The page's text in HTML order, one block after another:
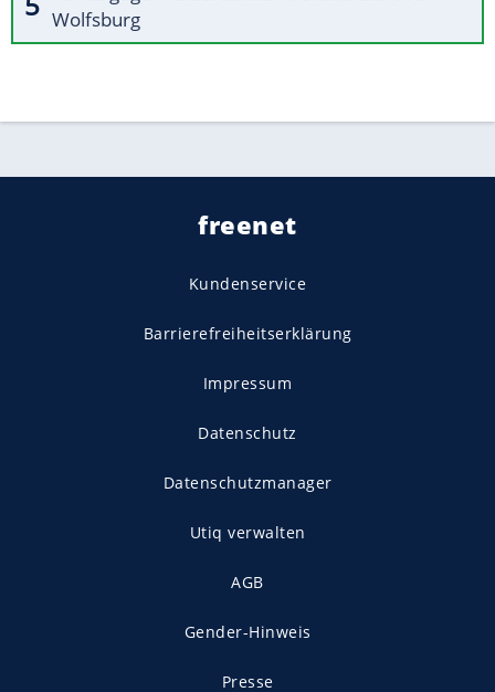
Wolfsburg
freenet
Kundenservice
Barrierefreiheitserklärung
Impressum
Datenschutz
Datenschutzmanager
Utiq verwalten
AGB
Gender-Hinweis
Presse